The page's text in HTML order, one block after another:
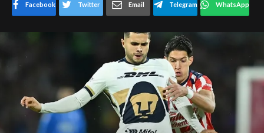
Facebook Twitter Email Telegram WhatsApp